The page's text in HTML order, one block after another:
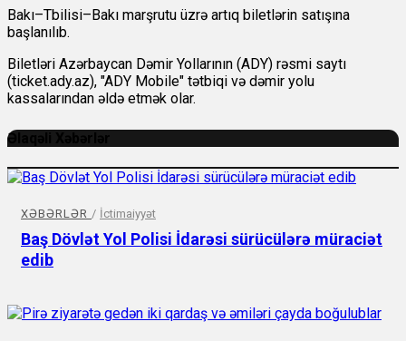
Bakı–Tbilisi–Bakı marşrutu üzrə artıq biletlərin satışına
başlanılıb.
Biletləri Azərbaycan Dəmir Yollarının (ADY) rəsmi saytı
(ticket.ady.az), "ADY Mobile" tətbiqi və dəmir yolu
kassalarından əldə etmək olar.
Əlaqəli Xəbərlər
XƏBƏRLƏR / İctimaiyyət
Baş Dövlət Yol Polisi İdarəsi sürücülərə müraciət
edib